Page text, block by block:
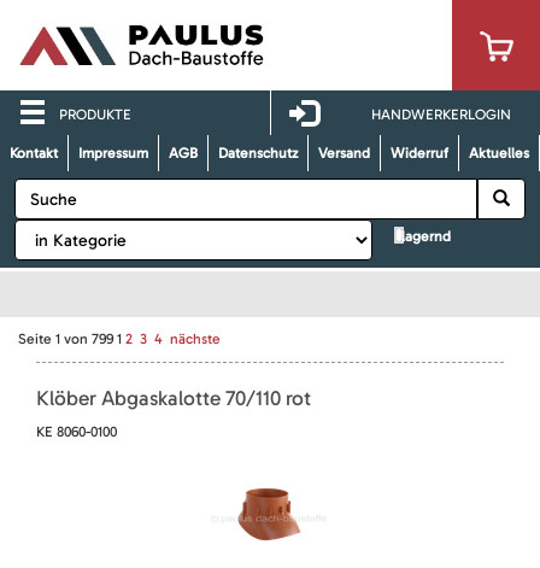
PRODUKTE HANDWERKERLOGIN
Kontakt Impressum AGB Datenschutz Versand Widerruf Aktuelles
lagernd
Seite 1 von 799 1 2 3 4 nächste
Klöber Abgaskalotte 70/110 rot
KE 8060-0100